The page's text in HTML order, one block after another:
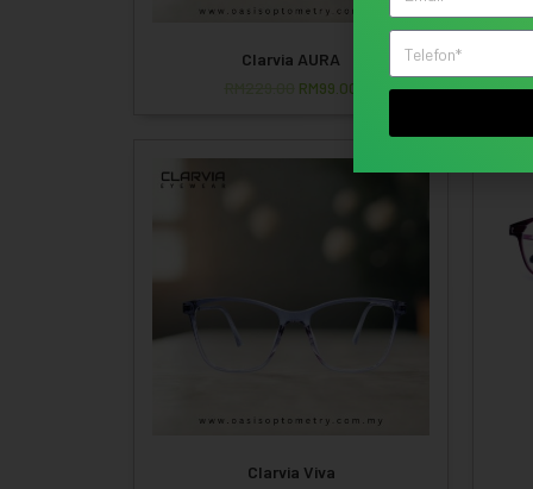
Clarvia AURA
RM99.00
On Sale!
Clarvia Viva
On